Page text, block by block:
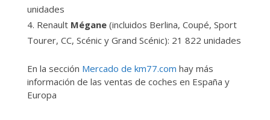
unidades
Renault Mégane(incluidos Berlina, Coupé, Sport
Tourer, CC, Scénic y Grand Scénic): 21 822 unidades
En la sección Mercado de km77.com hay más
información de las ventas de coches en España y
Europa